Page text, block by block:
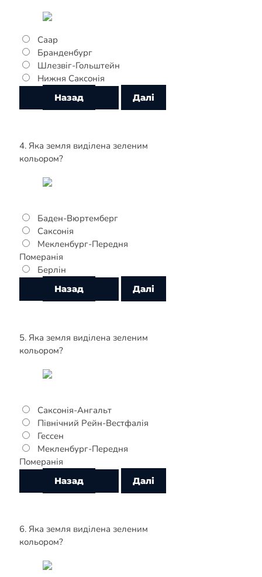
Саар
Бранденбург
Шлезвіг-Гольштейн
Нижня Саксонія
4. Яка земля виділена зеленим
кольором?
Баден-Вюртемберг
Саксонія
Мекленбург-Передня
Померанія
Берлін
5. Яка земля виділена зеленим
кольором?
Саксонія-Ангальт
Північний Рейн-Вестфалія
Гессен
Мекленбург-Передня
Померанія
6. Яка земля виділена зеленим
кольором?